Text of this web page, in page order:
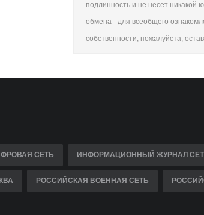
подлинность и не несет никакой
обмена - для всеобщего
собственности, пожалуйста,
СЕТЬ ИНФОРМАЦИОННЫЙ ЖУРНАЛ
РОССИЙСКАЯ ВОЕННАЯ СЕТЬ